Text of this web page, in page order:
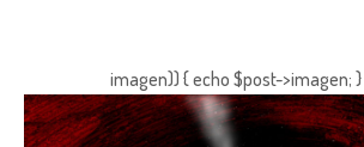
imagen)) { echo $post->imagen; }